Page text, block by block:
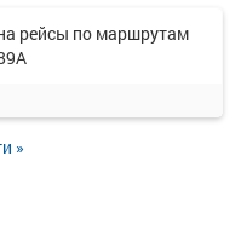
рейсы по маршрутам
»